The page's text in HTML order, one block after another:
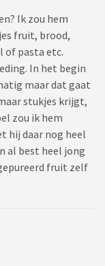
Ik zou hem
fruit, brood,
of pasta etc.
In het begin
maar dat gaat
stukjes krijgt,
zou ik hem
hij daar nog heel
al best heel jong
fruit zelf